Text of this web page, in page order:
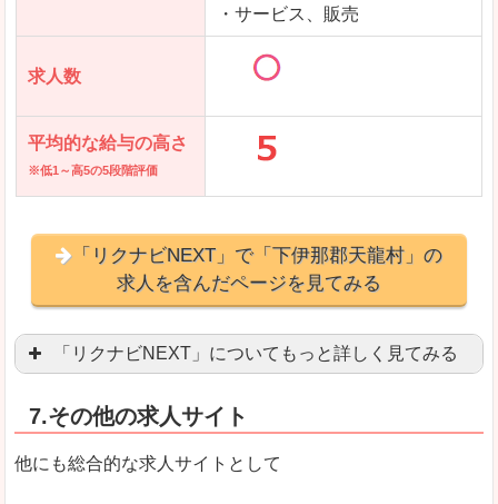
・サービス、販売
求人数
平均的な給与の高さ
※低1～高5の5段階評価
「リクナビNEXT」で「下伊那郡天龍村」の
求人を含んだページを見てみる
「リクナビNEXT」についてもっと詳しく見てみる
良いところ
7.その他の求人サイト
他にも総合的な求人サイトとして